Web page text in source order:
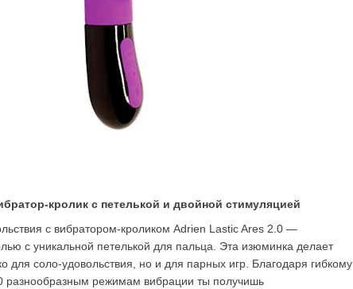
кролик с петелькой и двойной стимуляцией
с вибратором-кроликом Adrien Lastic Ares 2.0 —
с уникальной петелькой для пальца. Эта изюминка делает
для соло-удовольствия, но и для парных игр. Благодаря гибкому
режимам вибрации ты получишь